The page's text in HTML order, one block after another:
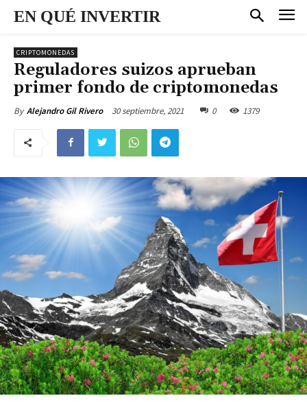
EN QUÉ INVERTIR
CRIPTOMONEDAS
Reguladores suizos aprueban
primer fondo de criptomonedas
By Alejandro Gil Rivero 30 septiembre, 2021 0 1379